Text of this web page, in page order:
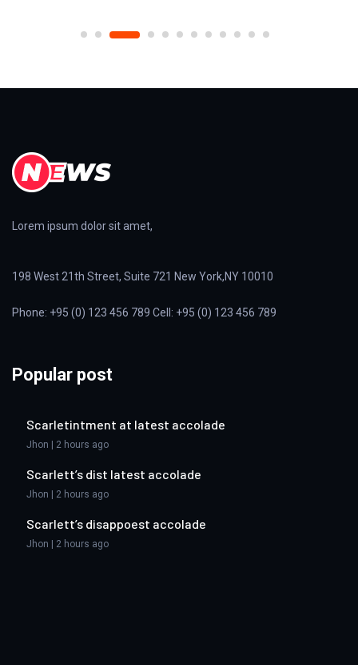
Lorem ipsum dolor sit amet,
198 West 21th Street, Suite 721 New York,NY 10010
Phone: +95 (0) 123 456 789 Cell: +95 (0) 123 456 789
Popular post
Scarletintment at latest accolade
Jhon | 2 hours ago
Scarlett’s dist latest accolade
Jhon | 2 hours ago
Scarlett’s disappoest accolade
Jhon | 2 hours ago